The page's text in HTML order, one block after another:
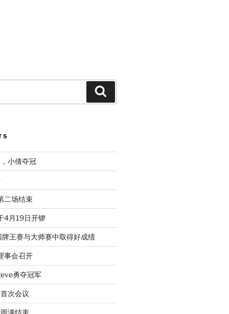
小倩夺冠
二场结束
4月19日开锣
王赛与大师赛中取得好成绩
事会召开
勇夺冠军
次会议
满结束